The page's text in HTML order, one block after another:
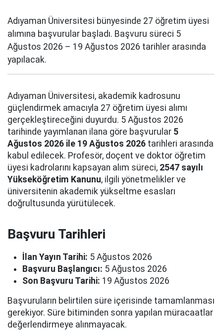
Adıyaman Üniversitesi bünyesinde 27 öğretim üyesi
alımına başvurular başladı. Başvuru süreci 5
Ağustos 2026 – 19 Ağustos 2026 tarihler arasında
yapılacak.
Adıyaman Üniversitesi, akademik kadrosunu
güçlendirmek amacıyla 27 öğretim üyesi alımı
gerçekleştireceğini duyurdu. 5 Ağustos 2026
tarihinde yayımlanan ilana göre başvurular 5
Ağustos 2026 ile 19 Ağustos 2026 tarihleri arasında
kabul edilecek. Profesör, doçent ve doktor öğretim
üyesi kadrolarını kapsayan alım süreci, 2547 sayılı
Yükseköğretim Kanunu, ilgili yönetmelikler ve
üniversitenin akademik yükseltme esasları
doğrultusunda yürütülecek.
Başvuru Tarihleri
İlan Yayın Tarihi: 5 Ağustos 2026
Başvuru Başlangıcı: 5 Ağustos 2026
Son Başvuru Tarihi: 19 Ağustos 2026
Başvuruların belirtilen süre içerisinde tamamlanması
gerekiyor. Süre bitiminden sonra yapılan müracaatlar
değerlendirmeye alınmayacak.